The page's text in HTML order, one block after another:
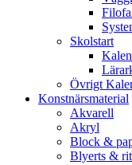
Skolstart
Övrigt
Konstnärsmaterial
Akvarell
Akryl
Block &
Blyerts &